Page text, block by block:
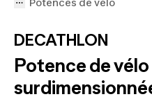
Potences de vélo
DECATHLON
Potence de